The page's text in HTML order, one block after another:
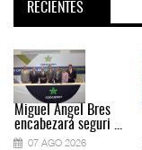
RECIENTES
Miguel Ángel Bres
encabezará seguri ...
07 AGO 2026